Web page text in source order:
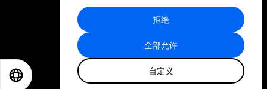
全部允许
自定义
拒绝
站点地图
世界经济论坛